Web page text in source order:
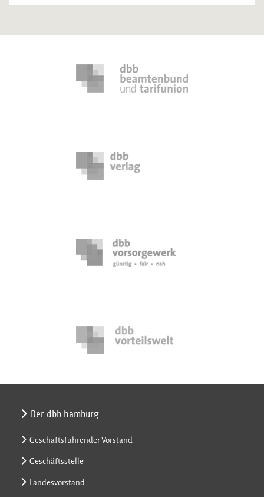
Der dbb hamburg
Geschäftsführender Vorstand
Geschäftsstelle
Landesvorstand